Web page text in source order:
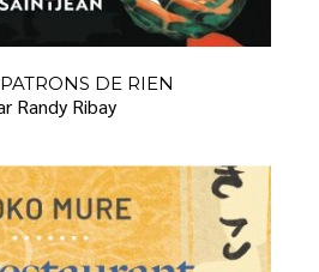
DE RIEN
Randy Ribay